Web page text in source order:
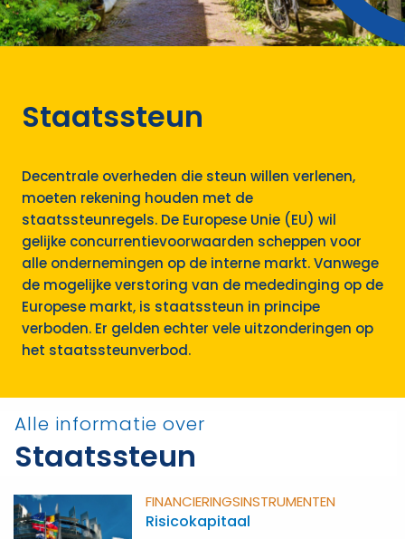
Staatssteun
Decentrale overheden die steun willen verlenen,
moeten rekening houden met de
staatssteunregels. De Europese Unie (EU) wil
gelijke concurrentievoorwaarden scheppen voor
alle ondernemingen op de interne markt. Vanwege
de mogelijke verstoring van de mededinging op de
Europese markt, is staatssteun in principe
verboden. Er gelden echter vele uitzonderingen op
het staatssteunverbod.
Alle informatie over
Staatssteun
FINANCIERINGS­INSTRUMENTEN
Risicokapitaal